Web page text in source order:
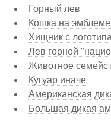
Горный лев
Кошка на
Хищник с
Лев горной
Животное
Кугуар иначе
Американская
Большая дикая